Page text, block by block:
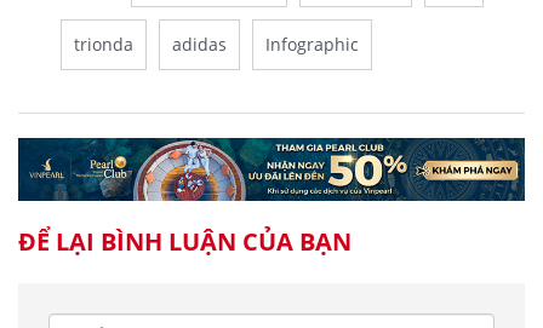
trionda adidas Infographic
ĐỂ LẠI BÌNH LUẬN CỦA BẠN